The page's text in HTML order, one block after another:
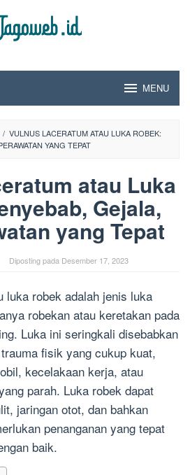
MENU
/ VULNUS LACERATUM ATAU LUKA ROBEK:
YANG TEPAT
atau Luka
Gejala,
yang Tepat
Diposting pada Desember 17, 2023
luka robek adalah jenis luka
robekan atau keretakan pada
Luka ini seringkali disebabkan
fisik yang cukup kuat,
kecelakaan kerja, atau
parah. Luka robek dapat
jaringan otot, dan bahkan
penanganan yang tepat
baik.